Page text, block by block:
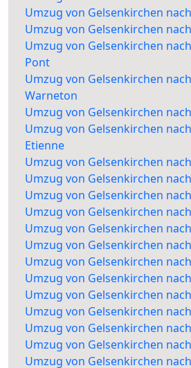
Umzug von Gelsenkirchen
Umzug von Gelsenkirchen
Umzug von Gelsenkirchen
Pont
Umzug von Gelsenkirchen
Warneton
Umzug von Gelsenkirchen
Umzug von Gelsenkirchen
Etienne
Umzug von Gelsenkirchen
Umzug von Gelsenkirchen
Umzug von Gelsenkirchen
Umzug von Gelsenkirchen
Umzug von Gelsenkirchen
Umzug von Gelsenkirchen
Umzug von Gelsenkirchen
Umzug von Gelsenkirchen
Umzug von Gelsenkirchen
Umzug von Gelsenkirchen
Umzug von Gelsenkirchen
Umzug von Gelsenkirchen
Umzug von Gelsenkirchen